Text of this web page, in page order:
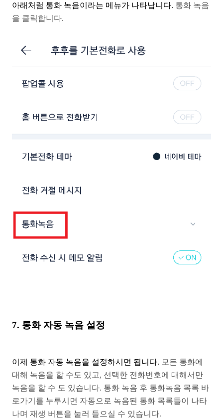
아래처럼 통화 녹음이라는 메뉴가 나타납니다. 통화 녹음
을 클릭합니다.
7. 통화 자동 녹음 설정
이제 통화 자동 녹음을 설정하시면 됩니다. 모든 통화에
대해 녹음을 할 수도 있고, 선택한 전화번호에 대해서만
녹음을 할 수 도 있습니다. 통화 녹음 후 통화녹음 목록 바
로가기를 누루시면 자동으로 녹음된 통화 목록들이 나타
나며 재생 버튼을 눌러 들으실 수 있습니다.